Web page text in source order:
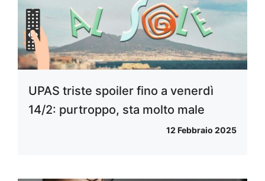
UPAS triste spoiler fino a venerdì
14/2: purtroppo, sta molto male
12 Febbraio 2025